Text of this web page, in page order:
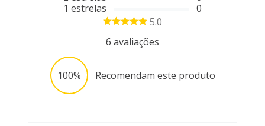
1 estrelas
0
5.0
6 avaliações
100% Recomendam este produto